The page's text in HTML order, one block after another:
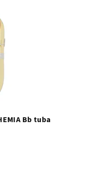
Bb tuba